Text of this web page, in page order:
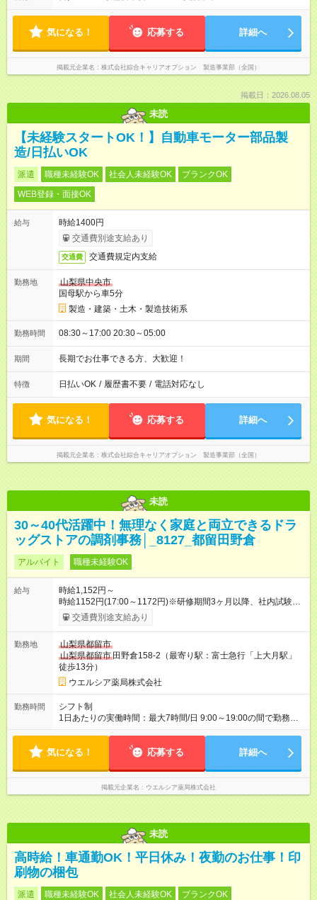
気になる！ 応募する 詳細へ
掲載元企業名 株式会社綜合キャリアオプション 製造事業部（全国）
掲載日：2026.08.05
未読
【未経験スタートOK！】自動車モーター部品製
造/日払いOK
派遣 職種未経験OK 社会人未経験OK
ブランクOK
WEB登録・面接OK
給与
時給1400円
交通費別途支給あり
交通費 交通費規定内支給
勤務地
山梨県中央市
国母駅から車5分
製造・建築・土木・製造技術系
勤務時間 08:30～17:00 20:30～05:00
期間 長期でお仕事できる方、大歓迎！
特徴 日払いOK / 履歴書不要 / 電話対応なし
気になる！ 応募する 詳細へ
掲載元企業名 株式会社綜合キャリアオプション 製造事業部（全国）
未読
30～40代活躍中！無理なく家庭と両立できるドラ
ッグストアの調剤事務│_8127_都留田野倉
アルバイト 職種未経験OK
給与
時給1,152円～
時給1152円(17:00～1172円)※研修期間3ヶ月以降、社内試験に
よる更新判定あり 社内試験合格後、時給＋50～100円の昇給あ
り （大学生は＋20円） 試用期間あり：入社日から3ヶ月間／本
間の長さ：3ヶ月 雇用形態、給与は本採用時と同じです。
交通費別途支給あり
勤務地
山梨県都留市
山梨県都留市 田野倉158-2（最寄り駅：富士急行「上大月駅」
徒歩13分）
ウエルシア薬局株式会社
勤務時間
シフト制
1日あたりの実働時間：最大7時間/日 9:00～19:00の間で勤務時
間応相談 ☆勤務日数・曜日応相談 ☆未経験・無資格可
気になる！ 応募する 詳細へ
掲載元企業名 ウエルシア薬局株式会社
未読
高時給！車通勤OK！平日休み！夜勤のお仕事！印
刷物の梱包
派遣 職種未経験OK 社会人未経験OK
ブランクOK